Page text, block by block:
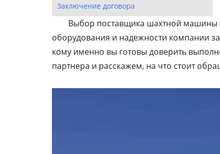
Заключение договора
Выбор поставщика шахтной машины
оборудования и надежности компании
кому именно вы готовы доверить
партнера и расскажем, на что стоит